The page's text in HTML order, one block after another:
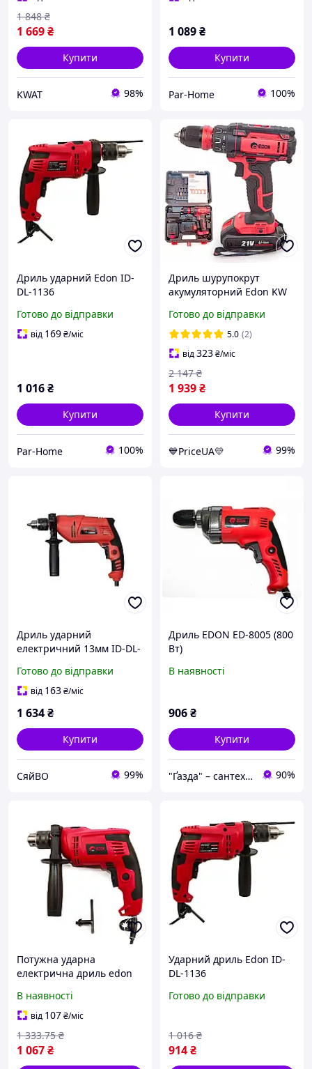
1 669₴
1 848 ₴
Купити
KWAT 98%
1 089₴
Купити
Par-Home 100%
Дриль ударний Edon ID-
DL-1136
Готово до відправки
від 169₴/міс
1 016₴
Купити
Par-Home 100%
Дриль шурупокрут
акумуляторний Edon KW
Діаметр патрона макс 10
мм Патрон DFR
Готово до відправки
5.0 (2)
від323₴/міс
1 939₴
2 147 ₴
Купити
💙PriceUA💛 99%
Дриль ударний
електричний 13мм ID-DL-
Готово до відправки
від 163₴/міс
1 634₴
Купити
СяйВО 99%
Дриль EDON ED-8005 (800
Вт)
В наявності
906₴
Купити
"Ґазда" – сантехніка, інструменти та матеріали для господарів і майстрів! 90%
Потужна ударна
електрична дриль edon
хв, патрон 13мм
В наявності
від 107₴/міс
1 067₴
1 333.75 ₴
Ударний дриль Edon ID-
DL-1136
Готово до відправки
914₴
1 016 ₴